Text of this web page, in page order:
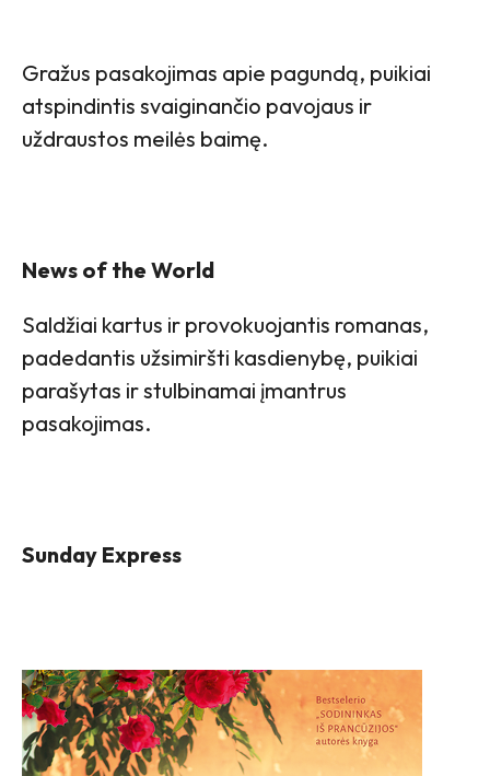
Gražus pasakojimas apie pagundą, puikiai
atspindintis svaiginančio pavojaus ir
uždraustos meilės baimę.
News of the World
Saldžiai kartus ir provokuojantis romanas,
padedantis užsimiršti kasdienybę, puikiai
parašytas ir stulbinamai įmantrus
pasakojimas.
Sunday Express